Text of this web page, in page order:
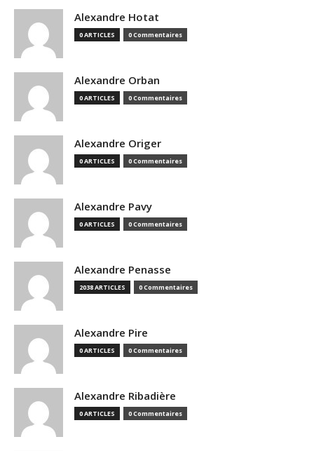
Alexandre Hotat
0 ARTICLES 0 Commentaires
Alexandre Orban
0 ARTICLES 0 Commentaires
Alexandre Origer
0 ARTICLES 0 Commentaires
Alexandre Pavy
0 ARTICLES 0 Commentaires
Alexandre Penasse
2038 ARTICLES 0 Commentaires
Alexandre Pire
0 ARTICLES 0 Commentaires
Alexandre Ribadière
0 ARTICLES 0 Commentaires